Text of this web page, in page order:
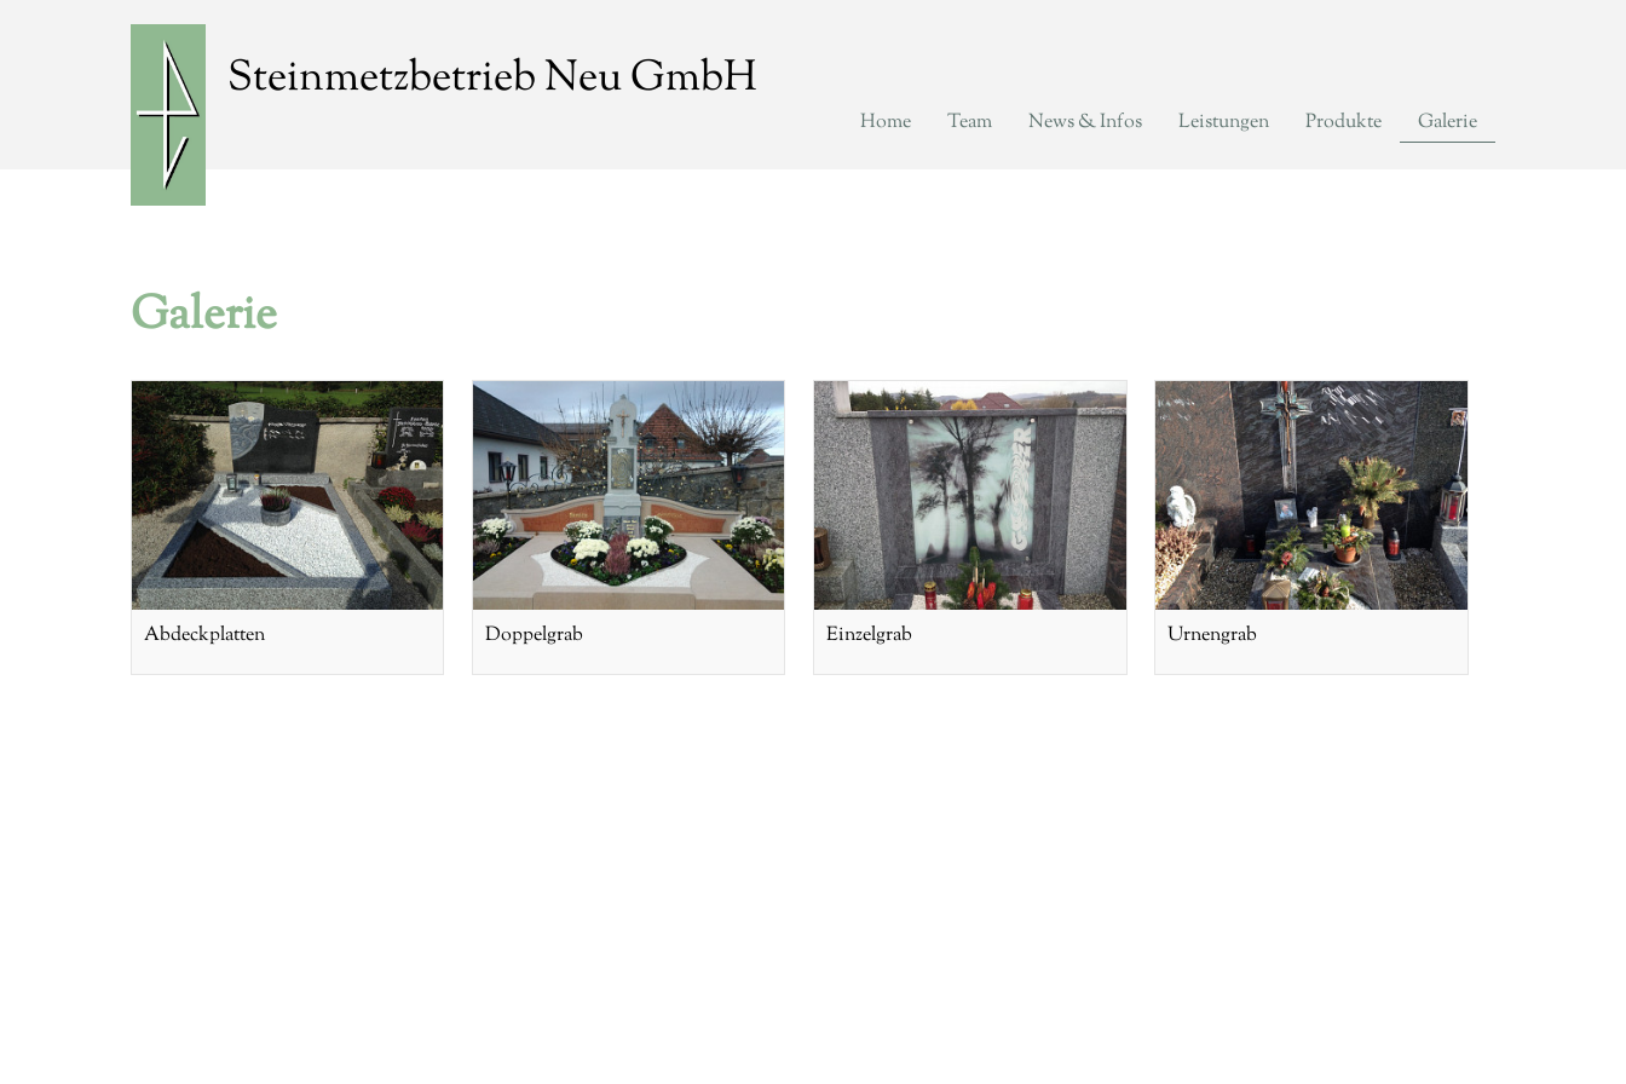
Steinmetzbetrieb Neu GmbH
Home Team News & Infos Leistungen Produkte Galerie
Galerie
Abdeckplatten Doppelgrab Einzelgrab Urnengrab